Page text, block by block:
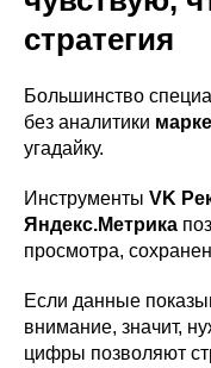
стратегия
Большинство
без аналитики
угадайку.
Инструменты VK
Яндекс.Метрика
просмотра,
Если данные
внимание, значит,
цифры позволяют